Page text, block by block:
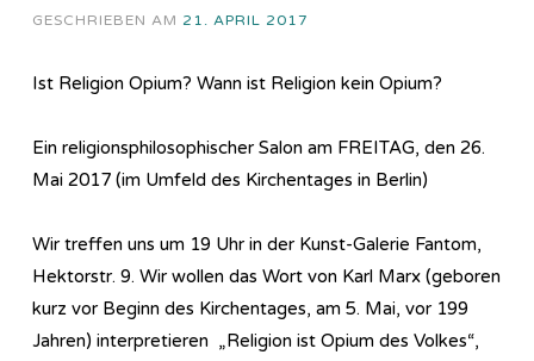
GESCHRIEBEN AM 21. APRIL 2017
Ist Religion Opium? Wann ist Religion kein Opium?
Ein religionsphilosophischer Salon am FREITAG, den 26.
Mai 2017 (im Umfeld des Kirchentages in Berlin)
Wir treffen uns um 19 Uhr in der Kunst-Galerie Fantom,
Hektorstr. 9. Wir wollen das Wort von Karl Marx (geboren
kurz vor Beginn des Kirchentages, am 5. Mai, vor 199
Jahren) interpretieren „Religion ist Opium des Volkes“,